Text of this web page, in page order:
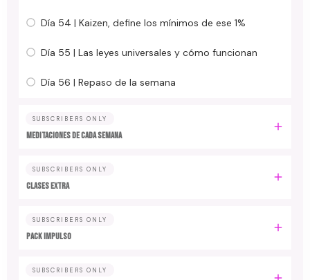
Día 54 | Kaizen, define los mínimos de ese 1%
Día 55 | Las leyes universales y cómo funcionan
Día 56 | Repaso de la semana
SUBSCRIBERS ONLY
MEDITACIONES DE CADA SEMANA
SUBSCRIBERS ONLY
CLASES EXTRA
SUBSCRIBERS ONLY
PACK IMPULSO
SUBSCRIBERS ONLY